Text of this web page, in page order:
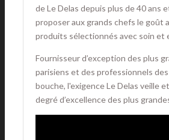
de Le Delas depuis plus de 40 ans
proposer aux grands chefs le goût
produits sélectionnés avec soin et
Fournisseur d’exception des plus
parisiens et des professionnels
bouche, l'exigence Le Delas veille
degré d’excellence des plus